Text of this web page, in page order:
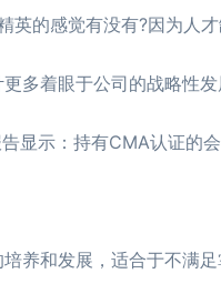
英的感觉有没有?因为人
着眼于公司的战略性发
显示：持有CMA认证的
和发展，适合于不满足